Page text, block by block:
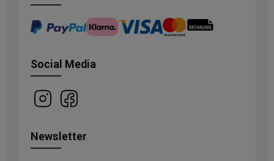
Social Media
Newsletter